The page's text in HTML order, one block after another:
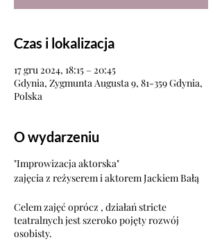
Czas i lokalizacja
17 gru 2024, 18:15 – 20:45
Gdynia, Zygmunta Augusta 9, 81-359 Gdynia,
Polska
O wydarzeniu
"Improwizacja aktorska"
zajęcia z reżyserem i aktorem Jackiem Bałą
Celem zajęć oprócz , działań stricte
teatralnych jest szeroko pojęty rozwój
osobisty.